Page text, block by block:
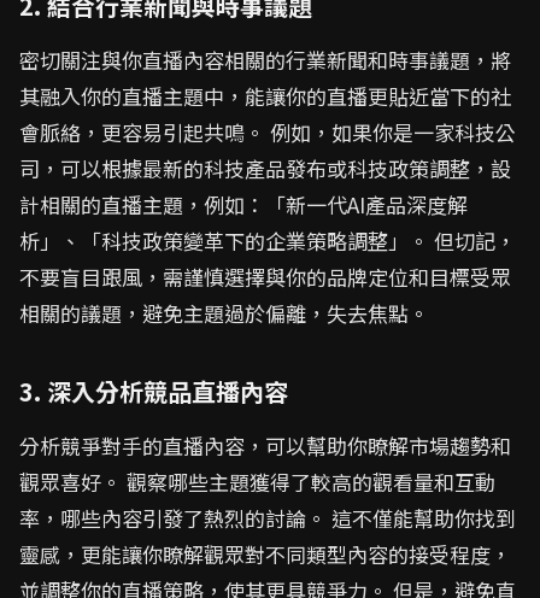
密切關注與你直播內容相關的行業新聞和時事議題，將
其融入你的直播主題中，能讓你的直播更貼近當下的社
會脈絡，更容易引起共鳴。 例如，如果你是一家科技公
司，可以根據最新的科技產品發布或科技政策調整，設
計相關的直播主題，例如：「新一代AI產品深度解
析」、「科技政策變革下的企業策略調整」。 但切記，
不要盲目跟風，需謹慎選擇與你的品牌定位和目標受眾
相關的議題，避免主題過於偏離，失去焦點。
3. 深入分析競品直播內容
分析競爭對手的直播內容，可以幫助你瞭解市場趨勢和
觀眾喜好。 觀察哪些主題獲得了較高的觀看量和互動
率，哪些內容引發了熱烈的討論。 這不僅能幫助你找到
靈感，更能讓你瞭解觀眾對不同類型內容的接受程度，
並調整你的直播策略，使其更具競爭力。 但是，避免直